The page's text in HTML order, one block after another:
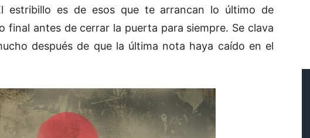
estribillo es de esos que te arrancan lo último de
final antes de cerrar la puerta para siempre. Se clava
después de que la última nota haya caído en el